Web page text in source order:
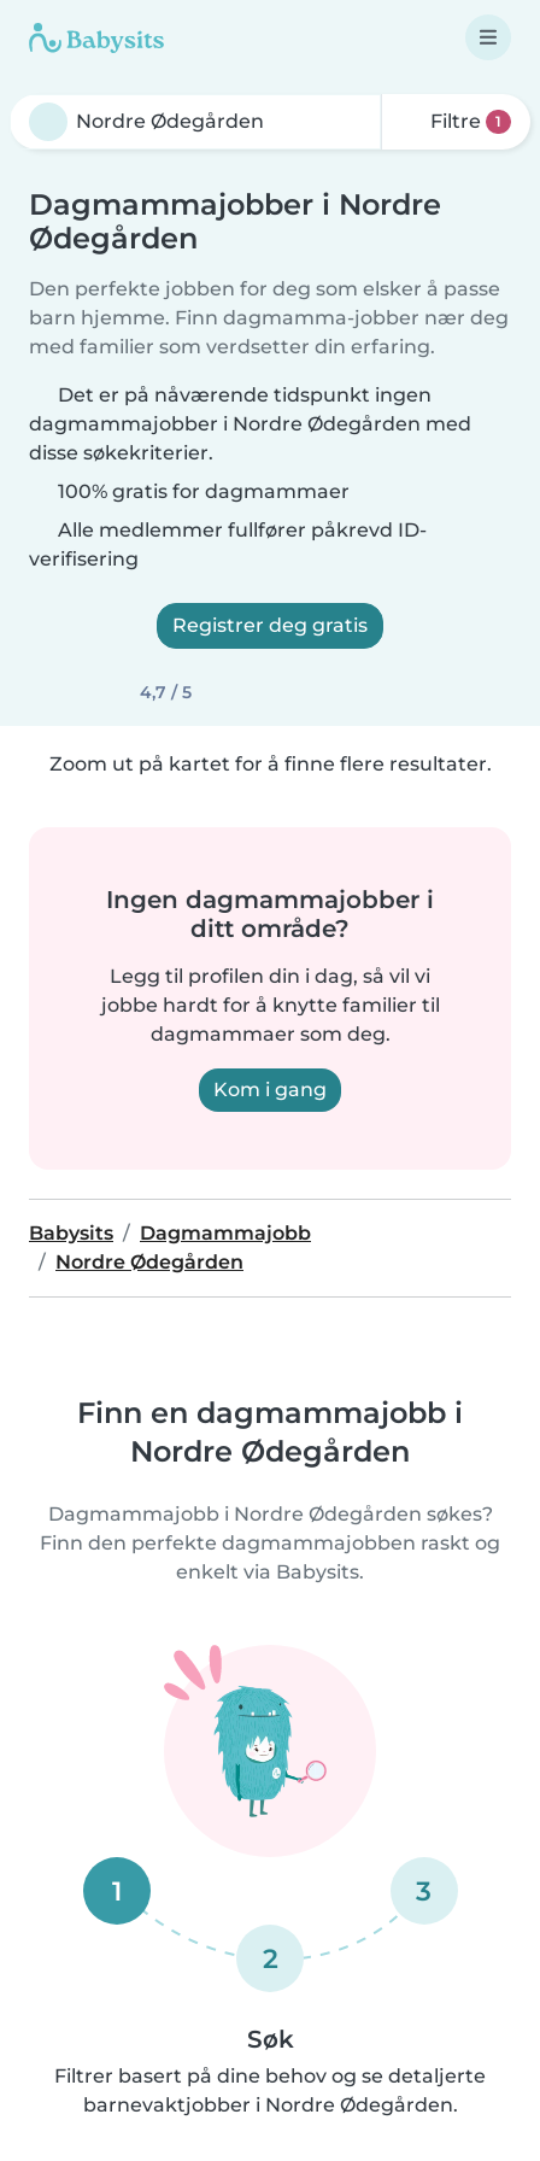
Filtre 1
Dagmammajobber i Nordre
Ødegården
Den perfekte jobben for deg som elsker å passe
barn hjemme. Finn dagmamma-jobber nær deg
med familier som verdsetter din erfaring.
Det er på nåværende tidspunkt ingen
dagmammajobber i Nordre Ødegården med
disse søkekriterier.
100% gratis for dagmammaer
Alle medlemmer fullfører påkrevd ID-
verifisering
Registrer deg gratis
4,7 / 5
Zoom ut på kartet for å finne flere resultater.
Ingen dagmammajobber i
ditt område?
Legg til profilen din i dag, så vil vi
jobbe hardt for å knytte familier til
dagmammaer som deg.
Kom i gang
Babysits
Dagmammajobb
Nordre Ødegården
Finn en dagmammajobb i
Nordre Ødegården
Dagmammajobb i Nordre Ødegården søkes?
Finn den perfekte dagmammajobben raskt og
enkelt via Babysits.
1
2
3
Søk
Filtrer basert på dine behov og se detaljerte
barnevaktjobber i Nordre Ødegården.